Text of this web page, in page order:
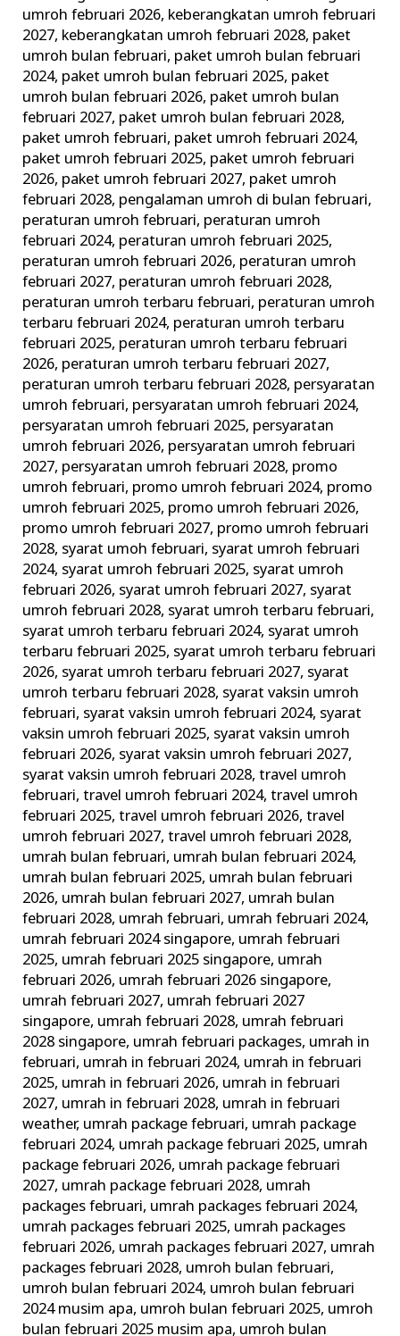
umroh februari 2026, keberangkatan umroh februari
2027, keberangkatan umroh februari 2028, paket
umroh bulan februari, paket umroh bulan februari
2024, paket umroh bulan februari 2025, paket
umroh bulan februari 2026, paket umroh bulan
februari 2027, paket umroh bulan februari 2028,
paket umroh februari, paket umroh februari 2024,
paket umroh februari 2025, paket umroh februari
2026, paket umroh februari 2027, paket umroh
februari 2028, pengalaman umroh di bulan februari,
peraturan umroh februari, peraturan umroh
februari 2024, peraturan umroh februari 2025,
peraturan umroh februari 2026, peraturan umroh
februari 2027, peraturan umroh februari 2028,
peraturan umroh terbaru februari, peraturan umroh
terbaru februari 2024, peraturan umroh terbaru
februari 2025, peraturan umroh terbaru februari
2026, peraturan umroh terbaru februari 2027,
peraturan umroh terbaru februari 2028, persyaratan
umroh februari, persyaratan umroh februari 2024,
persyaratan umroh februari 2025, persyaratan
umroh februari 2026, persyaratan umroh februari
2027, persyaratan umroh februari 2028, promo
umroh februari, promo umroh februari 2024, promo
umroh februari 2025, promo umroh februari 2026,
promo umroh februari 2027, promo umroh februari
2028, syarat umoh februari, syarat umroh februari
2024, syarat umroh februari 2025, syarat umroh
februari 2026, syarat umroh februari 2027, syarat
umroh februari 2028, syarat umroh terbaru februari,
syarat umroh terbaru februari 2024, syarat umroh
terbaru februari 2025, syarat umroh terbaru februari
2026, syarat umroh terbaru februari 2027, syarat
umroh terbaru februari 2028, syarat vaksin umroh
februari, syarat vaksin umroh februari 2024, syarat
vaksin umroh februari 2025, syarat vaksin umroh
februari 2026, syarat vaksin umroh februari 2027,
syarat vaksin umroh februari 2028,travel umroh
februari,travel umroh februari 2024,travel umroh
februari 2025,travel umroh februari 2026,travel
umroh februari 2027,travel umroh februari 2028,
umrah bulan februari, umrah bulan februari 2024,
umrah bulan februari 2025, umrah bulan februari
2026, umrah bulan februari 2027, umrah bulan
februari 2028, umrah februari, umrah februari 2024,
umrah februari 2024 singapore, umrah februari
2025, umrah februari 2025 singapore, umrah
februari 2026, umrah februari 2026 singapore,
umrah februari 2027, umrah februari 2027
singapore, umrah februari 2028, umrah februari
2028 singapore, umrah februari packages, umrah in
februari, umrah in februari 2024, umrah in februari
2025, umrah in februari 2026, umrah in februari
2027, umrah in februari 2028, umrah in februari
weather, umrah package februari, umrah package
februari 2024, umrah package februari 2025, umrah
package februari 2026, umrah package februari
2027, umrah package februari 2028, umrah
packages februari, umrah packages februari 2024,
umrah packages februari 2025, umrah packages
februari 2026, umrah packages februari 2027, umrah
packages februari 2028, umroh bulan februari,
umroh bulan februari 2024, umroh bulan februari
2024 musim apa, umroh bulan februari 2025, umroh
bulan februari 2025 musim apa, umroh bulan